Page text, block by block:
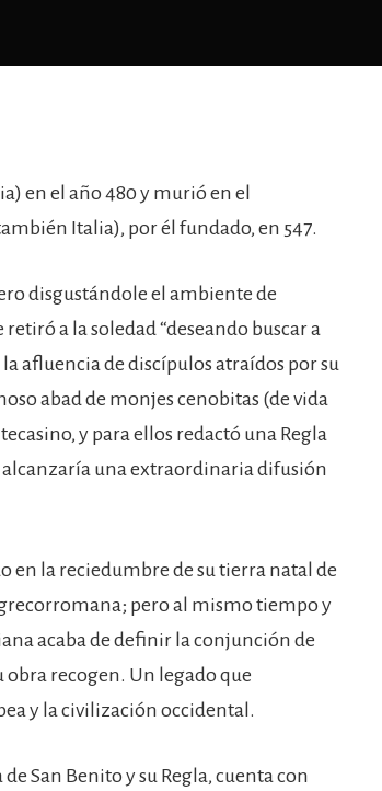
en el año 480 y murió en el
Italia), por él fundado, en 547.
disgustándole el ambiente de
a la soledad “deseando buscar a
afluencia de discípulos atraídos por su
abad de monjes cenobitas (de vida
y para ellos redactó una Regla
una extraordinaria difusión
en la reciedumbre de su tierra natal de
pero al mismo tiempo y
acaba de definir la conjunción de
obra recogen. Un legado que
y la civilización occidental.
San Benito y su Regla, cuenta con